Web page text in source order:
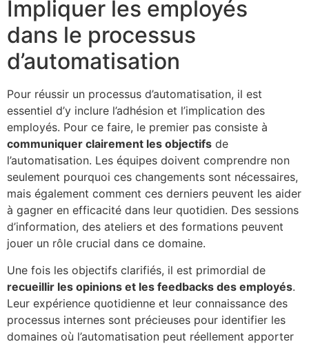
Impliquer les employés
dans le processus
d’automatisation
Pour réussir un processus d’automatisation, il est
essentiel d’y inclure l’adhésion et l’implication des
employés. Pour ce faire, le premier pas consiste à
communiquer clairement les objectifs de
l’automatisation. Les équipes doivent comprendre non
seulement pourquoi ces changements sont nécessaires,
mais également comment ces derniers peuvent les aider
à gagner en efficacité dans leur quotidien. Des sessions
d’information, des ateliers et des formations peuvent
jouer un rôle crucial dans ce domaine.
Une fois les objectifs clarifiés, il est primordial de
recueillir les opinions et les feedbacks des employés.
Leur expérience quotidienne et leur connaissance des
processus internes sont précieuses pour identifier les
domaines où l’automatisation peut réellement apporter